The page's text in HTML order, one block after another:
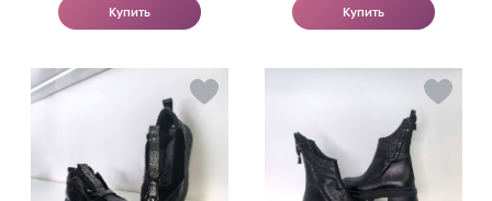
Купить Купить